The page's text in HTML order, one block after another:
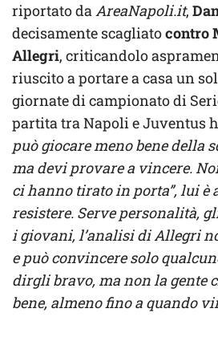
riportato daAreaNapoli.it,
decisamente scagliatocontro
Allegri, criticandolo
riuscito a portare a casa un
giornate di campionato di
partita tra Napoli e Juventus
può giocare meno bene della
ma devi provare a vincere.
ci hanno tirato in porta”, lui è
resistere. Serve personalità,
i giovani, l’analisi di Allegri
e può convincere solo
dirgli bravo, ma non la gente
bene, almeno fino a quando